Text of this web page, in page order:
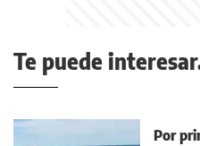
Te puede
Por